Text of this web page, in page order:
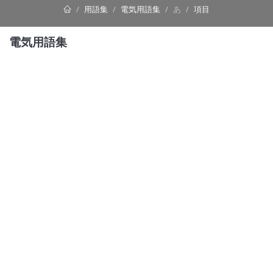
用語集 電気用語集 あ 項目
電気用語集